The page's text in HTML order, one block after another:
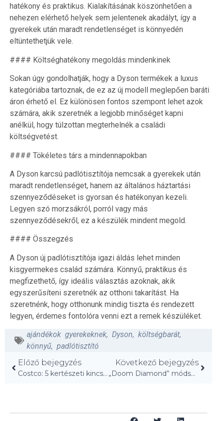
hatékony és praktikus. Kialakításának köszönhetően a
nehezen elérhető helyek sem jelentenek akadályt, így a
gyerekek után maradt rendetlenséget is könnyedén
eltüntethetjük vele.
#### Költséghatékony megoldás mindenkinek
Sokan úgy gondolhatják, hogy a Dyson termékek a luxus
kategóriába tartoznak, de ez az új modell meglepően baráti
áron érhető el. Ez különösen fontos szempont lehet azok
számára, akik szeretnék a legjobb minőséget kapni
anélkül, hogy túlzottan megterhelnék a családi
költségvetést.
#### Tökéletes társ a mindennapokban
A Dyson karcsú padlótisztítója nemcsak a gyerekek után
maradt rendetlenséget, hanem az általános háztartási
szennyeződéseket is gyorsan és hatékonyan kezeli.
Legyen szó morzsákról, porról vagy más
szennyeződésekről, ez a készülék mindent megold.
#### Összegzés
A Dyson új padlótisztítója igazi áldás lehet minden
kisgyermekes család számára. Könnyű, praktikus és
megfizethető, így ideális választás azoknak, akik
egyszerűsíteni szeretnék az otthoni takarítást. Ha
szeretnénk, hogy otthonunk mindig tiszta és rendezett
legyen, érdemes fontolóra venni ezt a remek készüléket.
ajándékok gyerekeknek, Dyson, költségbarát,
könnyű, padlótisztító
Előző bejegyzés
Costco: 5 kertészeti kincs, amit most meg kell venni!
Következő bejegyzés
„Doom Diamond” módszer: 30 perc a rendrakáshoz!